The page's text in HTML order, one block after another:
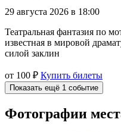
29 августа 2026 в 18:00
Театральная фантазия по
известная в мировой
силой заклин
от 100 ₽ Купить билеты
Показать ещё 1 событие
Фотографии